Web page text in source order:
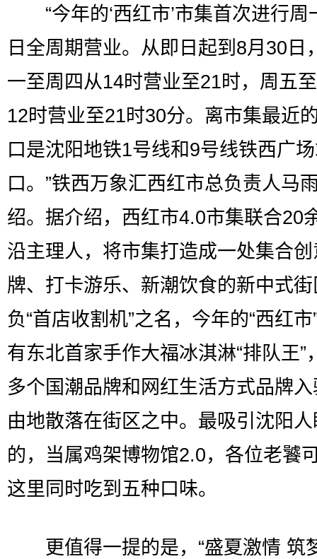
“今年的‘西红市’市集首次进行周
日全周期营业。从即日起到8月30日
一至周四从14时营业至21时，周五
12时营业至21时30分。离市集最近
口是沈阳地铁1号线和9号线铁西广
口。”铁西万象汇西红市总负责人马
绍。据介绍，西红市4.0市集联合20
沿主理人，将市集打造成一处集合
牌、打卡游乐、新潮饮食的新中式
负“首店收割机”之名，今年的“西红市
有东北首家手作大福冰淇淋“排队王”
多个国潮品牌和网红生活方式品牌
由地散落在街区之中。最吸引沈阳
的，当属鸡架博物馆2.0，各位老饕
这里同时吃到五种口味。
更值得一提的是，“盛夏激情 筑